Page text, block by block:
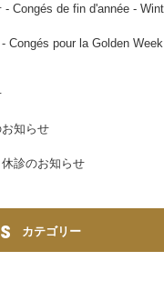
- Congés de fin d'année -
Congés pour la Golden
知らせ
診のお知らせ
カテゴリー